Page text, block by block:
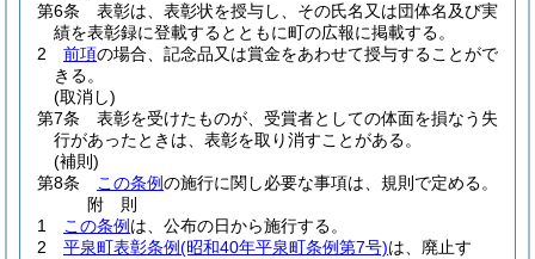
第6条
表彰は、表彰状を授与し、その氏名又は団体名及び実
績を表彰録に登載するとともに町の広報に掲載する。
2
前項の場合、記念品又は賞金をあわせて授与することがで
きる。
(取消し)
第7条
表彰を受けたものが、受賞者としての体面を損なう失
行があったときは、表彰を取り消すことがある。
(補則)
第8条
この条例の施行に関し必要な事項は、規則で定める。
附 則
1
この条例 は、公布の日から施行する。
2
平泉町表彰条例(昭和40年平泉町条例第7号)は、廃止す